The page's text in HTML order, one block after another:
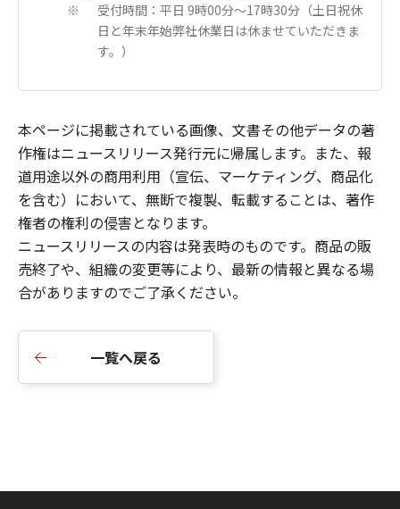
※
受付時間：平日 9時00分～17時30分（土日祝休
日と年末年始弊社休業日は休ませていただきま
す。）
本ページに掲載されている画像、文書その他データの著
作権はニュースリリース発行元に帰属します。また、報
道用途以外の商用利用（宣伝、マーケティング、商品化
を含む）において、無断で複製、転載することは、著作
権者の権利の侵害となります。
ニュースリリースの内容は発表時のものです。商品の販
売終了や、組織の変更等により、最新の情報と異なる場
合がありますのでご了承ください。
一覧へ戻る